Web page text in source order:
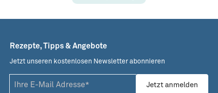
Räucheraal Canapés mit
Meerrettichfrischkäse
Nordseekrabben-
Cocktail deluxe
Rezepte, Tipps & Angebote
Jetzt unseren kostenlosen Newsletter abonnieren
Jetzt anmelden